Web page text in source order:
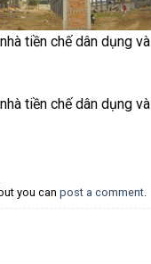
tiền chế dân dụng
tiền chế dân dụng
you can post a comment